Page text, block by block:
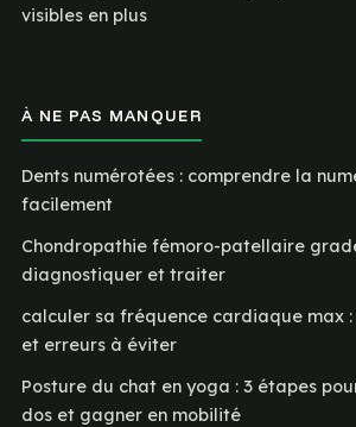
visibles en plus
À NE PAS MANQUER
Dents numérotées : comprendre la
facilement
Chondropathie fémoro-patellaire
diagnostiquer et traiter
calculer sa fréquence cardiaque max
et erreurs à éviter
Posture du chat en yoga : 3 étapes
dos et gagner en mobilité